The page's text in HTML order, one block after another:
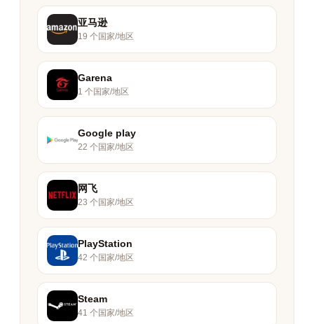
亚马逊
19 个国家/地区
Garena
1 个国家/地区
Google play
22 个国家/地区
网飞
23 个国家/地区
PlayStation
42 个国家/地区
Steam
41 个国家/地区